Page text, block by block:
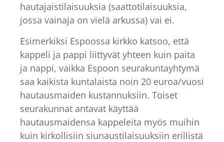
hautajaistilaisuuksia (saattotilaisuuksia,
jossa vainaja on vielä arkussa) vai ei.
Esimerkiksi Espoossa kirkko katsoo, että
kappeli ja pappi liittyvät yhteen kuin paita
ja nappi, vaikka Espoon seurakuntayhtymä
saa kaikista kuntalaista noin 20 euroa/vuosi
hautausmaiden kustannuksiin. Toiset
seurakunnat antavat käyttää
hautausmaidensa kappeleita myös muihin
kuin kirkollisiin siunaustilaisuuksiin erillistä